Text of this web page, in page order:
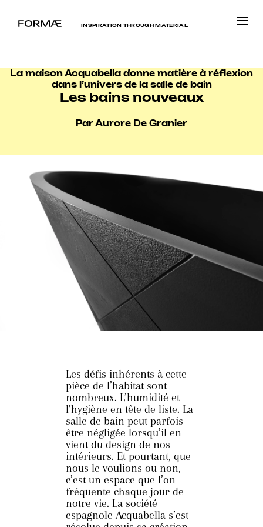
INSPIRATION THROUGH MATERIAL
La maison Acquabella donne matière à réflexion
dans l’univers de la salle de bain
Les bains nouveaux
Par Aurore De Granier
Les défis inhérents à cette
pièce de l’habitat sont
nombreux. L’humidité et
l’hygiène en tête de liste. La
salle de bain peut parfois
être négligée lorsqu’il en
vient du design de nos
intérieurs. Et pourtant, que
nous le voulions ou non,
c’est un espace que l’on
fréquente chaque jour de
notre vie. La société
espagnole Acquabella s’est